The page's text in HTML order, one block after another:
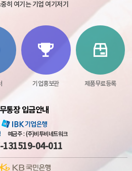
히 여기는 기업 여기저기
기업홍보관 제품무료등록
무통장 입금안내
예금주 : (주)비투비네트워크
131519-04-011